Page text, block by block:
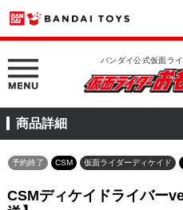
バンダイ公式仮面ラ
商品詳細
予約終了 CSM 仮面ライダーディケイド
CSMディケイドライバー